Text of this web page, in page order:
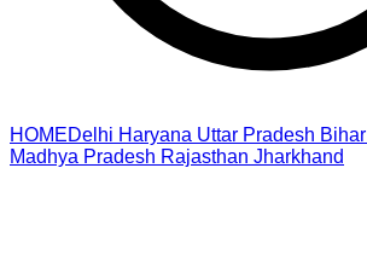
HOMEDelhi Haryana Uttar Pradesh Bihar
Madhya Pradesh Rajasthan Jharkhand